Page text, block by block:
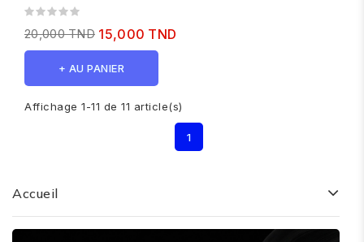
20,000 TND 15,000 TND
+ AU PANIER
Affichage 1-11 de 11 article(s)
1
Accueil